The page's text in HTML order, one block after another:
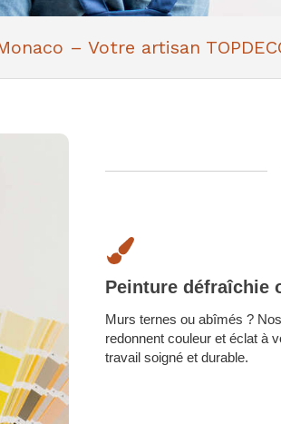
– Votre artisan
Peinture défraîchie
Murs ternes ou abîmés ?
redonnent couleur et éclat à
travail soigné et durable.